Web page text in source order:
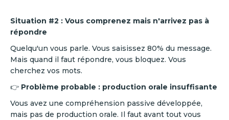
Situation #2 : Vous comprenez mais n'arrivez pas à
répondre
Quelqu'un vous parle. Vous saisissez 80% du message.
Mais quand il faut répondre, vous bloquez. Vous
cherchez vos mots.
👉 Problème probable : production orale insuffisante
Vous avez une compréhension passive développée,
mais pas de production orale. Il faut avant tout vous